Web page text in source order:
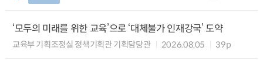
‘모두의 미래를 위한 교육’으로 ‘대체불가 인재강국’ 도약
교육부 기획조정실 정책기획관 기획담당관 2026.08.05 39p